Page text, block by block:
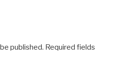
published. Required fields